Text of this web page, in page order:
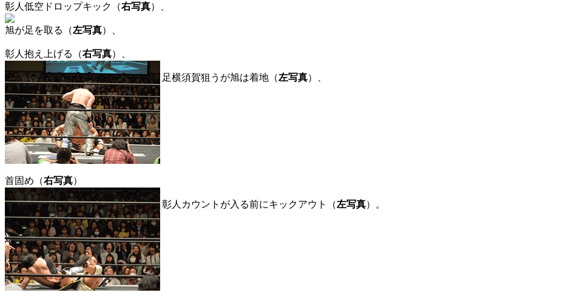
彰人低空ドロップキック（右写真）、
旭が足を取る（左写真）、
彰人抱え上げる（右写真）、
足横須賀狙うが旭は着地（左写真）、
首固め（右写真）
彰人カウントが入る前にキックアウト（左写真）。